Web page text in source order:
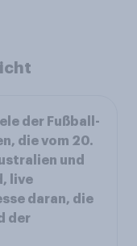
der Fußball-
die vom 20.
und
live
daran, die
der